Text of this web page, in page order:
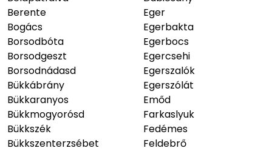
Berente
Bogács
Borsodbóta
Borsodgeszt
Borsodnádasd
Bükkábrány
Bükkaranyos
Bükkmogyorósd
Bükkszék
Bükkszenterzsébet
Eger
Egerbakta
Egerbocs
Egercsehi
Egerszalók
Egerszólát
Emőd
Farkaslyuk
Fedémes
Feldebrő